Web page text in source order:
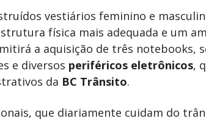
vestiários feminino e
física mais adequada e um
a aquisição de três notebooks,
e diversos periféricos eletrônicos,
da BC Trânsito.
que diariamente cuidam do